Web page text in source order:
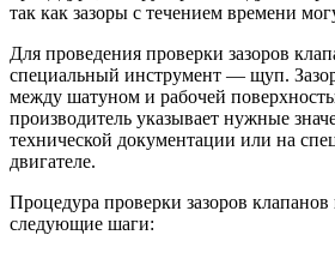
так как зазоры с течением времени
Для проведения проверки зазоров
специальный инструмент — щуп. Зазор
между шатуном и рабочей
производитель указывает нужные
технической документации или на
двигателе.
Процедура проверки зазоров клапанов
следующие шаги: